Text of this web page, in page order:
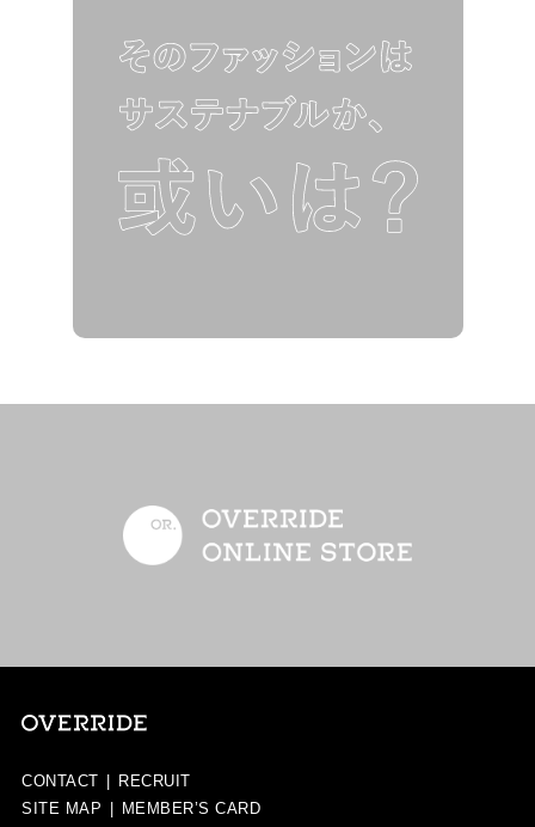
CONTACT
RECRUIT
SITE MAP
MEMBER’S CARD